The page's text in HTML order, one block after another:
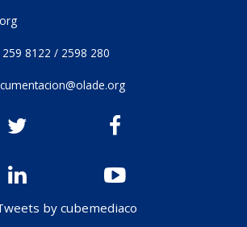
8122 / 2598 280
by cubemediaco